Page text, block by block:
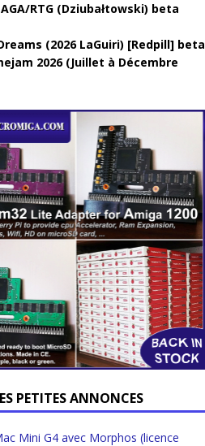
RTG (Dziubałtowski) beta
(2026 LaGuiri) [Redpill] beta
2026 (Juillet à Décembre
PETITES ANNONCES
Mini G4 avec Morphos (licence